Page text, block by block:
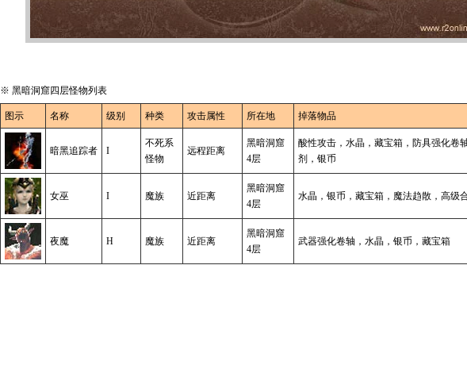
※ 黑暗洞窟四层怪物列表
图示 名称 级别 种类 攻击属性 所在地 掉落物品
暗黑追踪者 I
不死系
怪物
远程距离
黑暗洞窟
4层
酸性攻击，水晶，藏宝箱，防具强化卷
剂，银币
女巫 I 魔族 近距离
黑暗洞窟
4层
水晶，银币，藏宝箱，魔法趋散，高级
夜魔 H 魔族 近距离
黑暗洞窟
4层
武器强化卷轴，水晶，银币，藏宝箱